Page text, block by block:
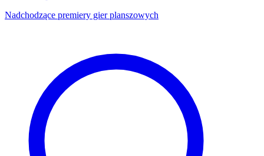
Nadchodzące premiery gier planszowych